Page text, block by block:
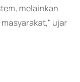
melainkan
ujar